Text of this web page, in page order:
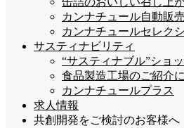
カンナチュール自動販
カンナチュールセレク
サスティナビリティ
“サスティナブル”ショ
食品製造工場のご紹介
カンナチュールプラス
求人情報
共創開発をご検討のお客様へ